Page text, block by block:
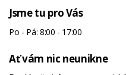
Jsme tu pro Vás
Po - Pá: 8:00 - 17:00
Ať vám nic neunikne